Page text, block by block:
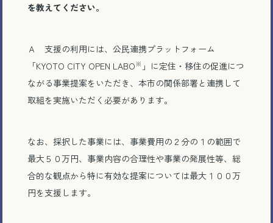
を教えてください。
Ａ 支援の利用には、公民連携プラットフォーム
「KYOTO CITY OPEN LABO※ 」に定住・移住の促進につ
ながる事業提案をいただき、本市の関係部署と連携して
取組を実施いただく必要があります。
なお、採択した事業には、事業費用の２分の１の範囲で
最大５０万円、事業内容の合理性や事業の発展性等、総
合的な観点から特に有効な提案については最大１００万
円を支援します。